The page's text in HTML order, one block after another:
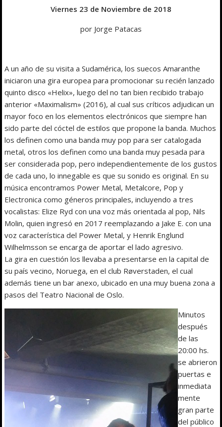
Viernes 23 de Noviembre de 2018
por Jorge Patacas
A un año de su visita a Sudamérica, los suecos Amaranthe
iniciaron una gira europea para promocionar su recién lanzado
quinto disco «Helix», luego del no tan bien recibido trabajo
anterior «Maximalism» (2016), al cual sus críticos adjudican un
mayor foco en los elementos electrónicos que siempre han
sido parte del cóctel de estilos que propone la banda. Muchos
los definen como una banda muy pop para ser catalogada
metal, otros los definen como una banda muy pesada para
ser considerada pop, pero independientemente de los gustos
de cada uno, lo innegable es que su sonido es original. En su
música encontramos Power Metal, Metalcore, Pop y
Electronica como géneros principales, incluyendo a tres
vocalistas: Elize Ryd con una voz más orientada al pop, Nils
Molin, quien ingresó en 2017 reemplazando a Jake E. con una
voz característica del Power Metal, y Henrik Englund
Wilhelmsson se encarga de aportar el lado agresivo.
La gira en cuestión los llevaba a presentarse en la capital de
su país vecino, Noruega, en el club Røverstaden, el cual
además tiene un bar anexo, ubicado en una muy buena zona a
pasos del Teatro Nacional de Oslo.
Minutos
después
de las
20:00 hs.
se abrieron
puertas e
inmediata
mente
gran parte
del público